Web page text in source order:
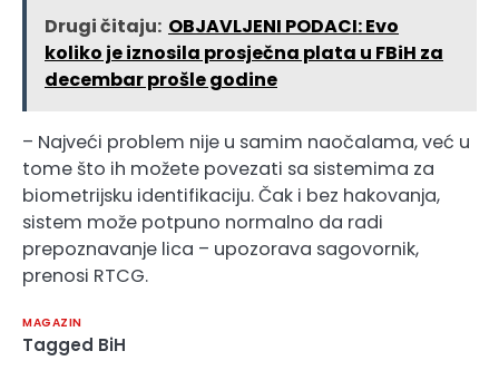
Drugi čitaju: OBJAVLJENI PODACI: Evo
koliko je iznosila prosječna plata u FBiH za
decembar prošle godine
– Najveći problem nije u samim naočalama, već u
tome što ih možete povezati sa sistemima za
biometrijsku identifikaciju. Čak i bez hakovanja,
sistem može potpuno normalno da radi
prepoznavanje lica – upozorava sagovornik,
prenosi RTCG.
MAGAZIN
Tagged BiH